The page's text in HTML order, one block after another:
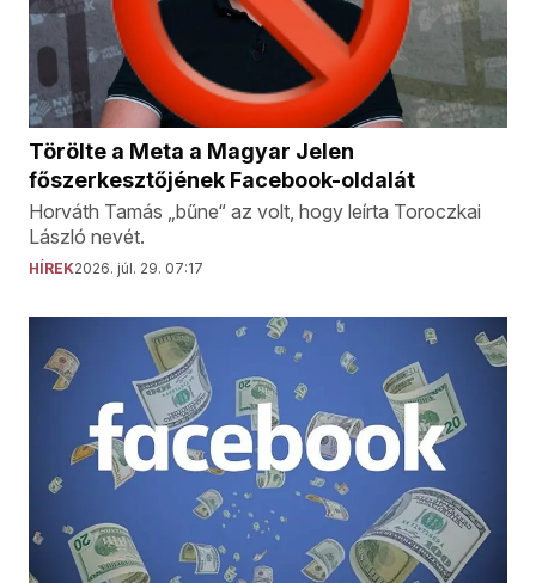
Törölte a Meta a Magyar Jelen
főszerkesztőjének Facebook-oldalát
Horváth Tamás „bűne“ az volt, hogy leírta Toroczkai
László nevét.
HÍREK2026. júl. 29. 07:17